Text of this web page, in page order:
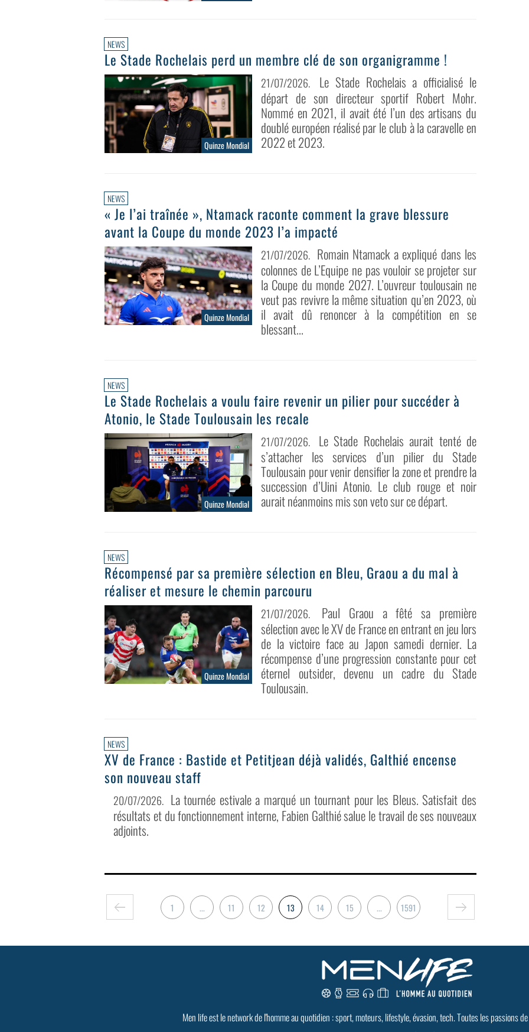
NEWS
Le Stade Rochelais perd un membre clé de son organigramme !
Quinze Mondial
21/07/2026.
Le Stade Rochelais a officialisé le
départ de son directeur sportif Robert Mohr.
Nommé en 2021, il avait été l’un des artisans du
doublé européen réalisé par le club à la caravelle en
2022 et 2023.
NEWS
« Je l’ai traînée », Ntamack raconte comment la grave blessure
avant la Coupe du monde 2023 l’a impacté
Quinze Mondial
21/07/2026. Romain Ntamack a expliqué dans les
colonnes de L’Equipe ne pas vouloir se projeter sur
la Coupe du monde 2027. L’ouvreur toulousain ne
veut pas revivre la même situation qu’en 2023, où
il avait dû renoncer à la compétition en se
blessant...
NEWS
Le Stade Rochelais a voulu faire revenir un pilier pour succéder à
Atonio, le Stade Toulousain les recale
Quinze Mondial
21/07/2026.
Le Stade Rochelais aurait tenté de
s’attacher les services d’un pilier du Stade
Toulousain pour venir densifier la zone et prendre la
succession d’Uini Atonio. Le club rouge et noir
aurait néanmoins mis son veto sur ce départ.
NEWS
Récompensé par sa première sélection en Bleu, Graou a du mal à
réaliser et mesure le chemin parcouru
Quinze Mondial
21/07/2026.
Paul Graou a fêté sa première
sélection avec le XV de France en entrant en jeu lors
de la victoire face au Japon samedi dernier. La
récompense d’une progression constante pour cet
éternel outsider, devenu un cadre du Stade
Toulousain.
NEWS
XV de France : Bastide et Petitjean déjà validés, Galthié encense
son nouveau staff
20/07/2026. La tournée estivale a marqué un tournant pour les Bleus. Satisfait des
résultats et du fonctionnement interne, Fabien Galthié salue le travail de ses nouveaux
adjoints.
1 ... 11 12 13 14 15 ... 1591
Men life est le network de l'homme au quotidien : sport, moteurs, lifestyle, évasion, tech. Toutes les passions